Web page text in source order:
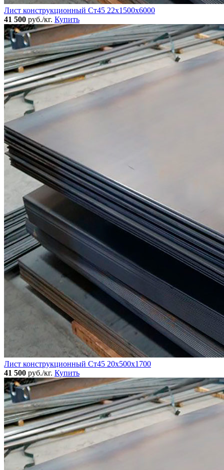
Лист конструкционный Ст45 22х1500х6000
41 500 руб./кг. Купить
Лист конструкционный Ст45 20х500х1700
41 500 руб./кг. Купить